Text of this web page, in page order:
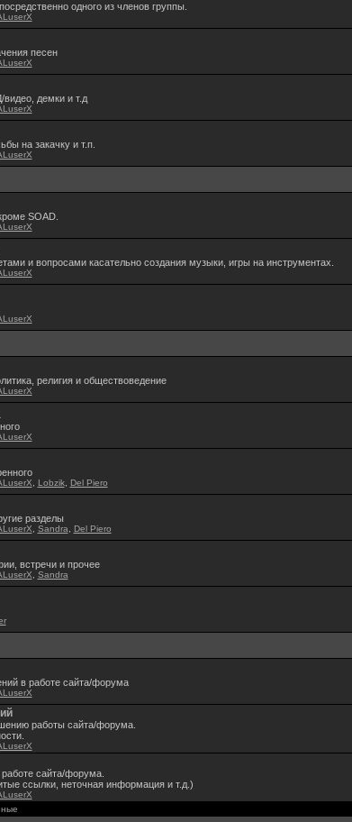
одного из членов группы.
песен
демки и т.д
на закачку и т.п.
SOAD.
и вопросами касательно создания музыки, игры на инструментах.
религия и обществоведение
Lobzik, Del Piero
разделы
Sandra Del Piero
встречи и прочее
Sandra
в работе сайта/форума
работы сайта/форума.
сайта/форума.
ссылки, неточная информация и т.д.)